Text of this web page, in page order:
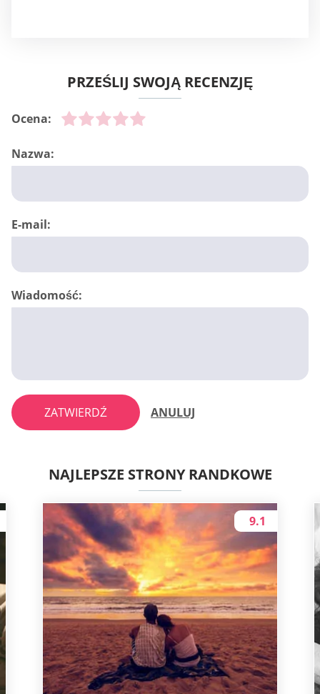
PRZEŚLIJ SWOJĄ RECENZJĘ
Ocena:
Nazwa:
E-mail:
Wiadomość:
ZATWIERDŹ ANULUJ
NAJLEPSZE STRONY RANDKOWE
9.1